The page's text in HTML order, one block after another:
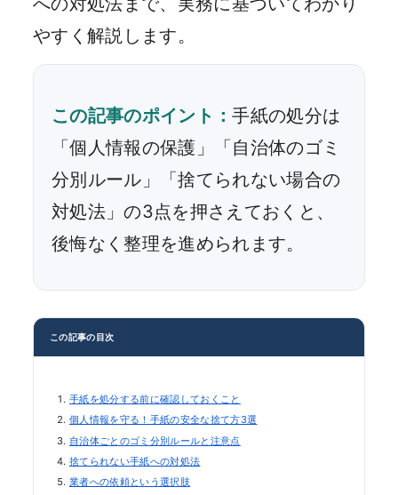
やすく解説します。
この記事のポイント：手紙の処分は
「個人情報の保護」「自治体のゴミ
分別ルール」「捨てられない場合の
対処法」の3点を押さえておくと、
後悔なく整理を進められます。
この記事の目次
手紙を処分する前に確認しておくこと
個人情報を守る！手紙の安全な捨て方3選
自治体ごとのゴミ分別ルールと注意点
捨てられない手紙への対処法
業者への依頼という選択肢